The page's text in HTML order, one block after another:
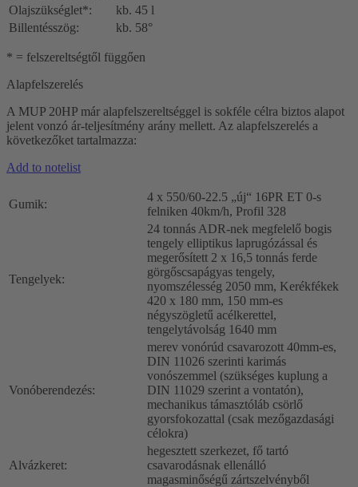
Olajszükséglet*:
kb. 45 l
Billentésszög:
kb. 58°
* = felszereltségtől függően
Alapfelszerelés
A MUP 20HP már alapfelszereltséggel is sokféle célra biztos alapot
jelent vonzó ár-teljesítmény arány mellett. Az alapfelszerelés a
következőket tartalmazza:
Add to notelist
Gumik:
4 x 550/60-22.5 „új“ 16PR ET 0-s
felniken 40km/h, Profil 328
Tengelyek:
24 tonnás ADR-nek megfelelő bogis
tengely elliptikus laprugózással és
megerősített 2 x 16,5 tonnás ferde
görgőscsapágyas tengely,
nyomszélesség 2050 mm, Kerékfékek
420 x 180 mm, 150 mm-es
négyszögletű acélkerettel,
tengelytávolság 1640 mm
Vonóberendezés:
merev vonórúd csavarozott 40mm-es,
DIN 11026 szerinti karimás
vonószemmel (szükséges kuplung a
DIN 11029 szerint a vontatón),
mechanikus támasztóláb csörlő
gyorsfokozattal (csak mezőgazdasági
célokra)
Alvázkeret:
hegesztett szerkezet, fő tartó
csavarodásnak ellenálló
magasminőségű zártszelvényből